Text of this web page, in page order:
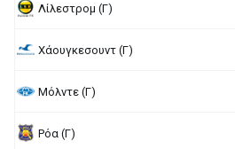
Λίλεστρομ (Γ)
Χάουγκεσουντ (Γ)
Μόλντε (Γ)
Ρόα (Γ)